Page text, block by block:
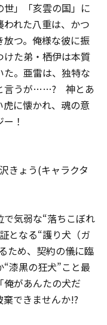
」――「亥雲の国」に
れた八重は、かつ
つ。俺様な彼に振
けた弟・栖伊は本質
。亜雷は、独特な
言うが……? 神とあ
に懐かれ、魂の意
！
きょう(キャラクタ
気弱な“落ちこぼれ
となる“護り犬（ガ
ため、契約の儀に臨
漆黒の狂犬”こと最
俺があんたの犬だ
棄できませんか!?